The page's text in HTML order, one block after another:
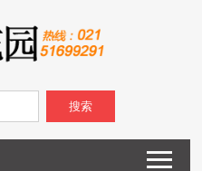
搜索